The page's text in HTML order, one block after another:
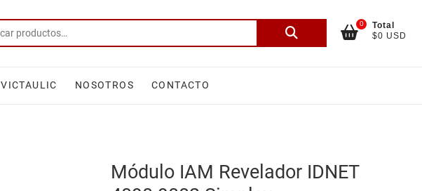
Buscar
por:
0
Total
$0 USD
VICTAULIC NOSOTROS CONTACTO
Módulo IAM Revelador IDNET